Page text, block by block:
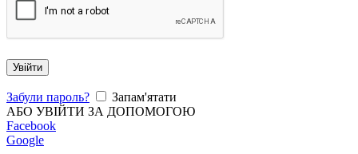
Увійти
Забули пароль?
Запам'ятати
АБО УВІЙТИ ЗА ДОПОМОГОЮ
Facebook
Google